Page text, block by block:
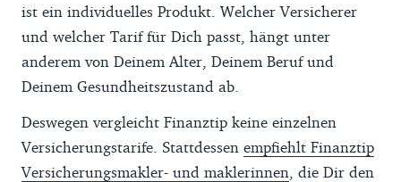
ist ein individuelles Produkt. Welcher Versicherer
und welcher Tarif für Dich passt, hängt unter
anderem von Deinem Alter, Deinem Beruf und
Deinem Gesundheitszustand ab.
Deswegen vergleicht Finanztip keine einzelnen
Versicherungstarife. Stattdessen empfiehlt Finanztip
Versicherungsmakler- und maklerinnen, die Dir den